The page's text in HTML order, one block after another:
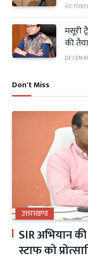
मसूरी
की
Don't Miss
उत्तराखण्ड
SIR अभियान
स्टाफ को